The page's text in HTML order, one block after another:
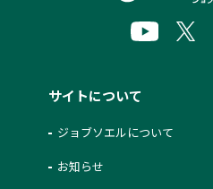
サイトについて
ジョブソエルについて
お知らせ